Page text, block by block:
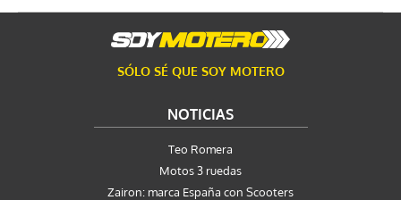
SÓLO SÉ QUE SOY MOTERO
NOTICIAS
Teo Romera
Motos 3 ruedas
Zairon: marca España con Scooters